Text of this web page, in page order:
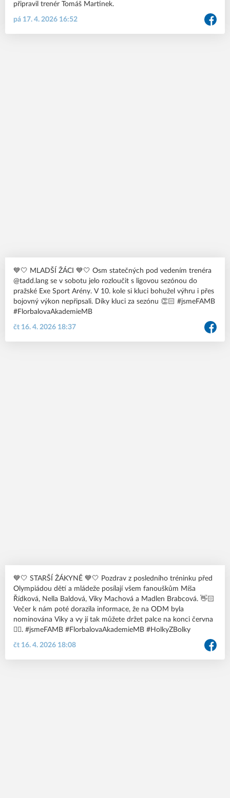
připravil trenér Tomáš Martinek.
pá 17. 4. 2026 16:52
💙🤍 MLADŠÍ ŽÁCI 💙🤍 Osm statečných pod vedením trenéra
@tadd.lang se v sobotu jelo rozloučit s ligovou sezónou do
pražské Exe Sport Arény. V 10. kole si kluci bohužel výhru i přes
bojovný výkon nepřipsali. Díky kluci za sezónu 👏🏻 #jsmeFAMB
#FlorbalovaAkademieMB
čt 16. 4. 2026 18:37
💙🤍 STARŠÍ ŽÁKYNĚ 💙🤍 Pozdrav z posledního tréninku před
Olympiádou dětí a mládeže posílají všem fanouškům Míša
Řídková, Nella Baldová, Viky Machová a Madlen Brabcová. 👋🏻
Večer k nám poté dorazila informace, že na ODM byla
nominována Viky a vy jí tak můžete držet palce na konci června
✊🏻. #jsmeFAMB #FlorbalovaAkademieMB #HolkyZBolky
čt 16. 4. 2026 18:08